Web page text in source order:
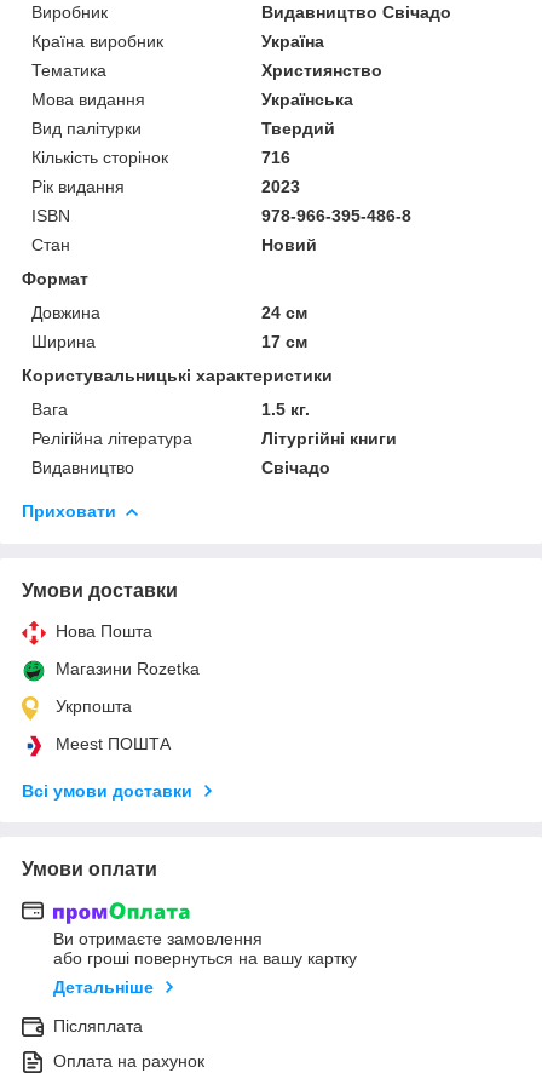
Виробник
Видавництво Свічадо
Країна виробник
Україна
Тематика
Християнство
Мова видання
Українська
Вид палітурки
Твердий
Кількість сторінок
716
Рік видання
2023
ISBN
978-966-395-486-8
Стан
Новий
Формат
Довжина
24 см
Ширина
17 см
Користувальницькі характеристики
Вага
1.5 кг.
Релігійна література
Літургійні книги
Видавництво
Свічадо
Приховати
Умови доставки
Нова Пошта
Магазини Rozetka
Укрпошта
Meest ПОШТА
Всі умови доставки
Умови оплати
Ви отримаєте замовлення
або гроші повернуться на вашу картку
Детальніше
Післяплата
Оплата на рахунок